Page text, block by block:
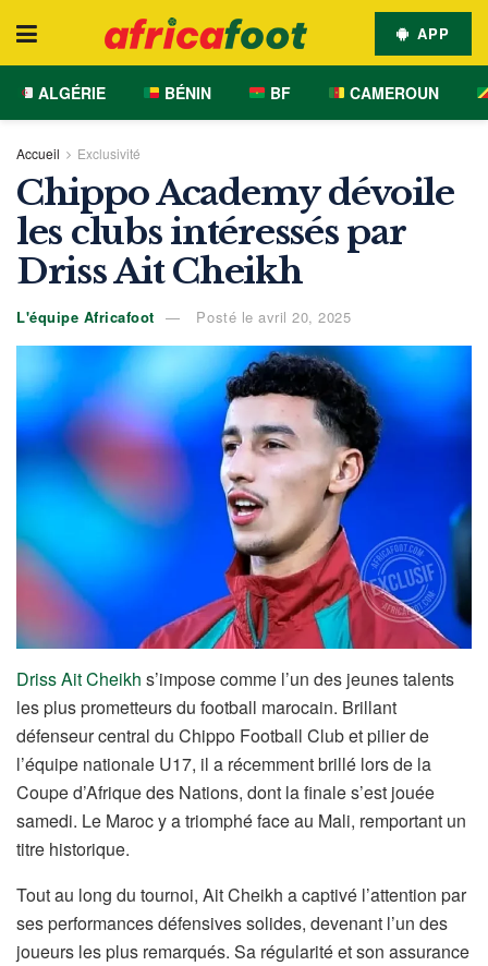
APP
ALGÉRIE BÉNIN BF CAMEROUN
Accueil Exclusivité
Chippo Academy dévoile
les clubs intéressés par
Driss Ait Cheikh
L'équipe Africafoot Posté le avril 20, 2025
Driss Ait Cheikh s’impose comme l’un des jeunes talents
les plus prometteurs du football marocain. Brillant
défenseur central du Chippo Football Club et pilier de
l’équipe nationale U17, il a récemment brillé lors de la
Coupe d’Afrique des Nations, dont la finale s’est jouée
samedi. Le Maroc y a triomphé face au Mali, remportant un
titre historique.
Tout au long du tournoi, Ait Cheikh a captivé l’attention par
ses performances défensives solides, devenant l’un des
joueurs les plus remarqués. Sa régularité et son assurance